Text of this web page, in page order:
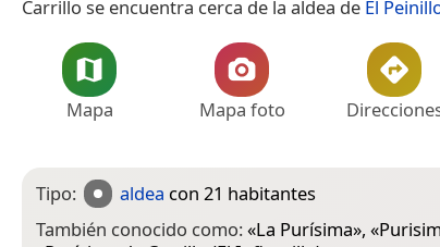
Carrillo se encuentra cerca de la aldea de El
Mapa Mapa foto
Tipo: aldea con 21 habitantes
También conocido como:«La Purísima», «